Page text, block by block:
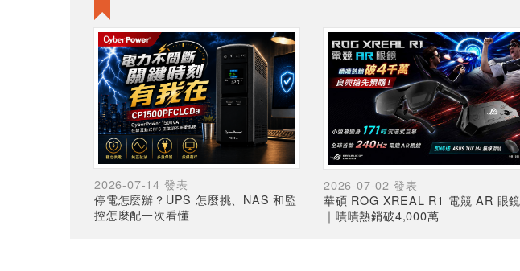
2026-07-14 發表
停電怎麼辦？UPS 怎麼挑、NAS 和監
控怎麼配一次看懂
2026-07-02 發表
華碩 ROG XREAL R1 電競 AR 眼鏡
｜嘖嘖熱銷破4,000萬